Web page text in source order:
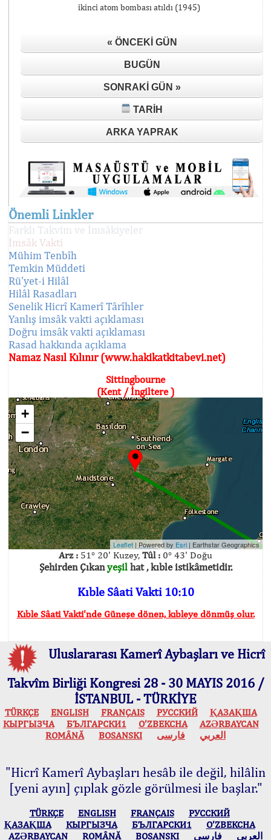
ikinci atom bombası atıldı (1945)
« ÖNCEKI GÜN
BUGÜN
SONRAKI GÜN »
TARIH
ARKA YAPRAK
Önemli Linkler
Farklı Takvim ve İmsâkiyeler
İmsâk Vakti
Mühim Tenbîh
Temkin Müddeti
Rü'yet-i Hilâl
Hilâl Rasadları
Senelik Hicrî Kamerî Târîhler
Yanlış imsâk vakti açıklaması
Doğru imsâk vakti açıklaması
Rasad hakkında açıklama
Namaz Nasıl Kılınır (www.hakikatkitabevi.net)
Sittingbourne
(Kent / İngiltere )
+
−
Leaflet | Powered by Esri | Earthstar Geographics
Arz : 51° 20' Kuzey, Tûl : 0° 43' Doğu
Şehirden Çıkanyeşilhat , kıble istikâmetidir.
Kıble Sâati Vakti 10:10
Kıble Sâati Vakti'nde Güneşe dönen, kıbleye dönmüş olur.
Uluslararası Kamerî Aybaşları ve Hicrî
Takvîm Birliği Kongresi 28 - 30 MAYIS 2016 /
İSTANBUL - TÜRKİYE
TÜRKÇE ENGLISH FRANÇAIS РУССКИЙ
ҚАЗАҚША
КЫPГЫЗЧA
БЪЛГАРСКИ1 O’ZBEKCHA
AZӘRBAYCAN
ROMÂNĂ
BOSANSKI العربي فارسی
"Hicrî Kamerî Aybaşları hesâb ile değil, hilâlin
[yeni ayın] çıplak gözle görülmesi ile başlar."
TÜRKÇE ENGLISH FRANÇAIS
РУССКИЙ
ҚАЗАҚША
КЫPГЫЗЧA БЪЛГАРСКИ1
O’ZBEKCHA
AZӘRBAYCAN
ROMÂNĂ BOSANSKI العربي فارسی